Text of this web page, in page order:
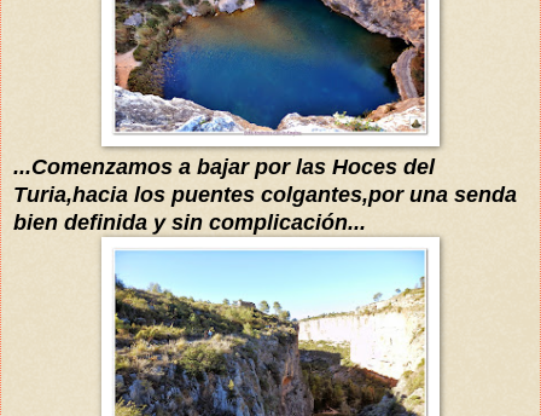
...Comenzamos a bajar por las Hoces del
Turia,hacia los puentes colgantes,por una senda
bien definida y sin complicación...